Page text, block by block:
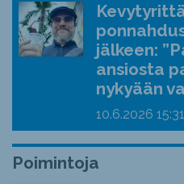
jälkeen:
ansiosta
nykyään
10.6.2026 15:31
Poimintoja